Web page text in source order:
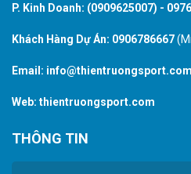
P. Kinh Doanh: (0909625007) -
Khách Hàng Dự Án: 0906786667
Email: info@thientruongsport.com
Web: thientruongsport.com
THÔNG TIN